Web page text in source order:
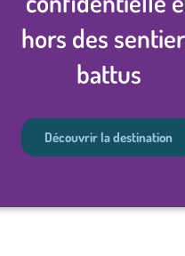
hors des
battus
Découvrir la destination